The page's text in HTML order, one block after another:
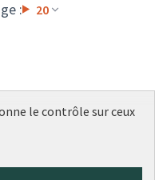
: 20
le contrôle sur ceux